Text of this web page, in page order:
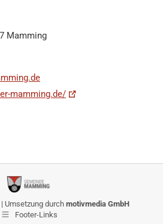
Mamming
mamming.de/
Umsetzung durch motivmedia GmbH
Footer-Links